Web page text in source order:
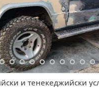
и тенекеджийски